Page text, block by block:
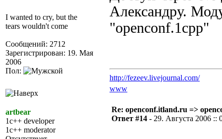
I wanted to cry, but the
tears wouldn't come
Сообщений: 2712
Зарегистрирован: 19. Мая
2006
Пол:
Александру.
"openconf.1cpp"
http://fezeev.livejournal.com/
www
artbear
1c++ developer
1c++ moderator
Re: openconf.itland.ru =>
Ответ #14 - 29. Августа 2006 ::